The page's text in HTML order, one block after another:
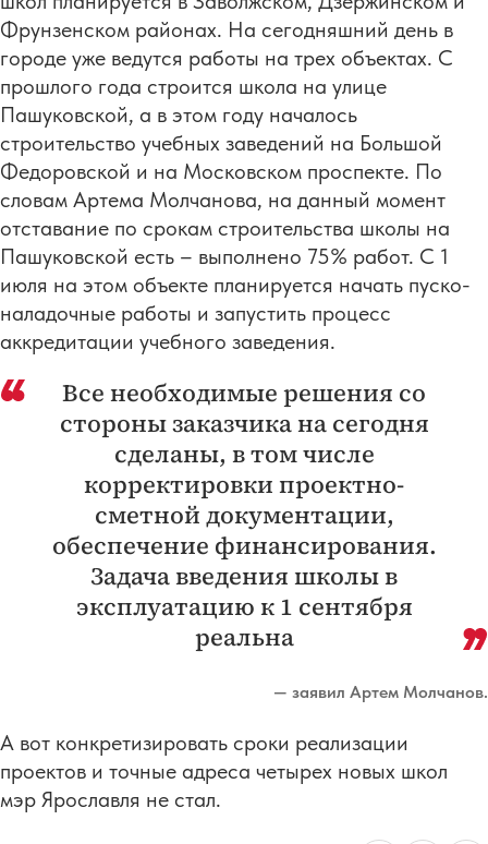
Фрунзенском районах. На сегодняшний день в
городе уже ведутся работы на трех объектах. С
прошлого года строится школа на улице
Пашуковской, а в этом году началось
строительство учебных заведений на Большой
Федоровской и на Московском проспекте. По
словам Артема Молчанова, на данный момент
отставание по срокам строительства школы на
Пашуковской есть – выполнено 75% работ. С 1
июля на этом объекте планируется начать пуско-
наладочные работы и запустить процесс
аккредитации учебного заведения.
Все необходимые решения со
стороны заказчика на сегодня
сделаны, в том числе
корректировки проектно-
сметной документации,
обеспечение финансирования.
Задача введения школы в
эксплуатацию к 1 сентября
реальна
— заявил Артем Молчанов.
А вот конкретизировать сроки реализации
проектов и точные адреса четырех новых школ
мэр Ярославля не стал.